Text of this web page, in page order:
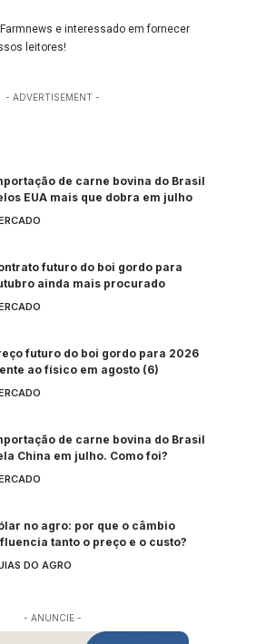
e interessado em fornecer
leitores!
- ADVERTISEMENT -
de carne bovina do Brasil
EUA mais que dobra em julho
futuro do boi gordo para
ainda mais procurado
futuro do boi gordo para 2026
ao físico em agosto (6)
de carne bovina do Brasil
China em julho. Como foi?
no agro: por que o câmbio
tanto o preço e o custo?
DO AGRO
- ANUNCIE -